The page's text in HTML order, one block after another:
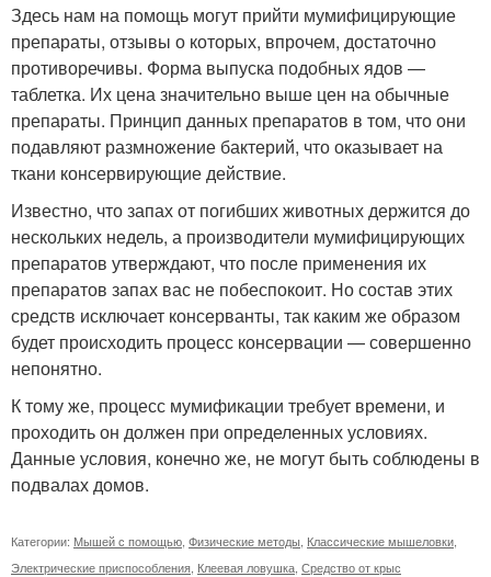
Здесь нам на помощь могут прийти мумифицирующие
препараты, отзывы о которых, впрочем, достаточно
противоречивы. Форма выпуска подобных ядов —
таблетка. Их цена значительно выше цен на обычные
препараты. Принцип данных препаратов в том, что они
подавляют размножение бактерий, что оказывает на
ткани консервирующие действие.
Известно, что запах от погибших животных держится до
нескольких недель, а производители мумифицирующих
препаратов утверждают, что после применения их
препаратов запах вас не побеспокоит. Но состав этих
средств исключает консерванты, так каким же образом
будет происходить процесс консервации — совершенно
непонятно.
К тому же, процесс мумификации требует времени, и
проходить он должен при определенных условиях.
Данные условия, конечно же, не могут быть соблюдены в
подвалах домов.
Категории: Мышей с помощью Физические методы Классические мышеловки
Электрические приспособления Клеевая ловушка Средство от крыс